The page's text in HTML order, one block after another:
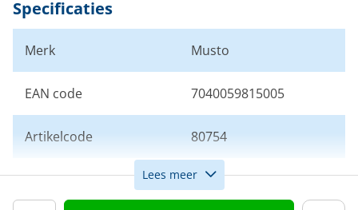
Specificaties
Merk Musto
EAN code 7040059815005
Artikelcode 80754
Maat XS
Lees meer